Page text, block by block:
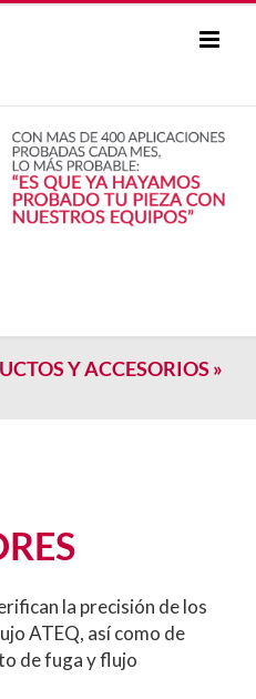
Y ACCESORIOS »
la precisión de los
ATEQ, así como de
de fuga y flujo